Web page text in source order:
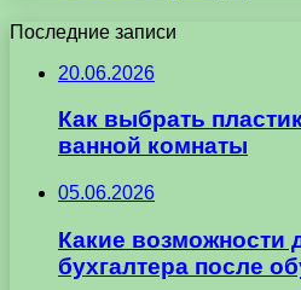
Последние записи
20.06.2026
Как выбрать
ванной комнаты
05.06.2026
Какие возможности
бухгалтера после